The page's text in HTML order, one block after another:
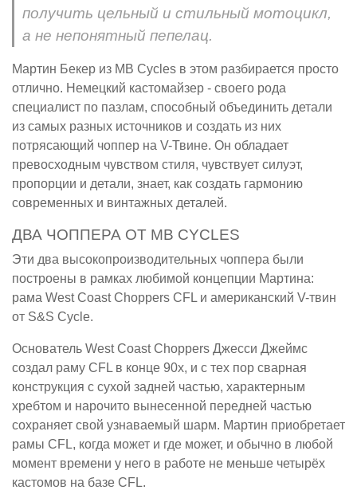
получить цельный и стильный мотоцикл,
а не непонятный пепелац.
Мартин Бекер из MB Cycles в этом разбирается просто
отлично. Немецкий кастомайзер - своего рода
специалист по пазлам, способный объединить детали
из самых разных источников и создать из них
потрясающий чоппер на V-Твине. Он обладает
превосходным чувством стиля, чувствует силуэт,
пропорции и детали, знает, как создать гармонию
современных и винтажных деталей.
ДВА ЧОППЕРА ОТ MB CYCLES
Эти два высокопроизводительных чоппера были
построены в рамках любимой концепции Мартина:
рама West Coast Choppers CFL и американский V-твин
от S&S Cycle.
Основатель West Coast Choppers Джесси Джеймс
создал раму CFL в конце 90х, и с тех пор сварная
конструкция с сухой задней частью, характерным
хребтом и нарочито вынесенной передней частью
сохраняет свой узнаваемый шарм. Мартин приобретает
рамы CFL, когда может и где может, и обычно в любой
момент времени у него в работе не меньше четырёх
кастомов на базе CFL.